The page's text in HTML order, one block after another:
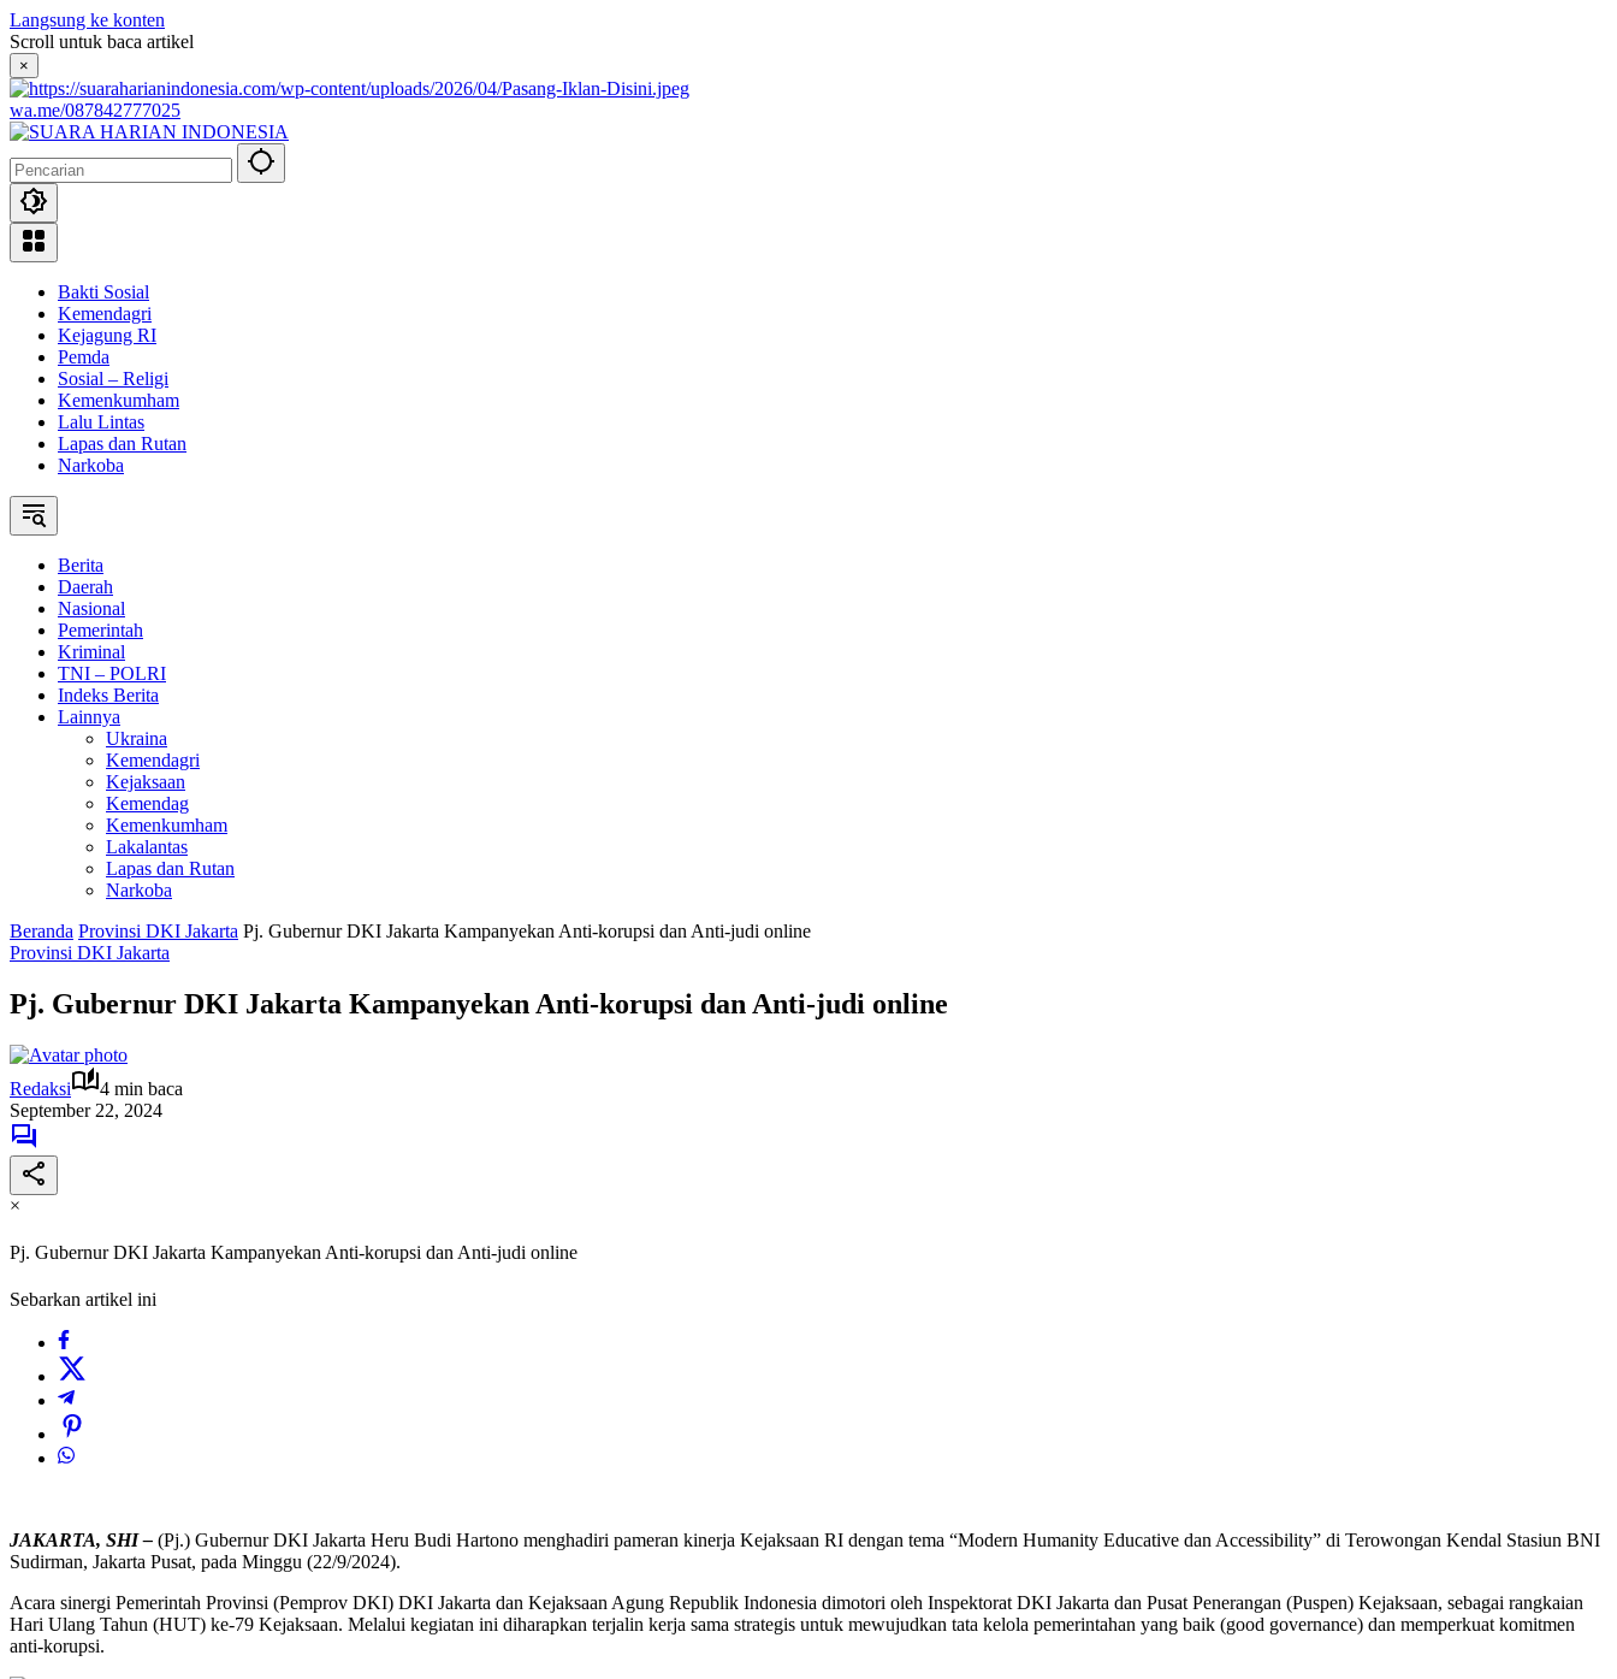
Langsung ke konten
Scroll untuk baca artikel
×
wa.me/087842777025
Bakti Sosial
Kemendagri
Kejagung RI
Pemda
Sosial – Religi
Kemenkumham
Lalu Lintas
Lapas dan Rutan
Narkoba
Berita
Daerah
Nasional
Pemerintah
Kriminal
TNI – POLRI
Indeks Berita
Lainnya
Ukraina
Kemendagri
Kejaksaan
Kemendag
Kemenkumham
Lakalantas
Lapas dan Rutan
Narkoba
Beranda Provinsi DKI Jakarta Pj. Gubernur DKI Jakarta Kampanyekan Anti-korupsi dan Anti-judi online
Provinsi DKI Jakarta
Pj. Gubernur DKI Jakarta Kampanyekan Anti-korupsi dan Anti-judi online
Redaksi
4 min baca
September 22, 2024
×
Pj. Gubernur DKI Jakarta Kampanyekan Anti-korupsi dan Anti-judi online
Sebarkan artikel ini
JAKARTA, SHI – (Pj.) Gubernur DKI Jakarta Heru Budi Hartono menghadiri pameran kinerja Kejaksaan RI dengan tema “Modern Humanity Educative dan Accessibility” di Terowongan Kendal Stasiun BNI
Sudirman, Jakarta Pusat, pada Minggu (22/9/2024).
Acara sinergi Pemerintah Provinsi (Pemprov DKI) DKI Jakarta dan Kejaksaan Agung Republik Indonesia dimotori oleh Inspektorat DKI Jakarta dan Pusat Penerangan (Puspen) Kejaksaan, sebagai rangkaian
Hari Ulang Tahun (HUT) ke-79 Kejaksaan. Melalui kegiatan ini diharapkan terjalin kerja sama strategis untuk mewujudkan tata kelola pemerintahan yang baik (good governance) dan memperkuat komitmen
anti-korupsi.